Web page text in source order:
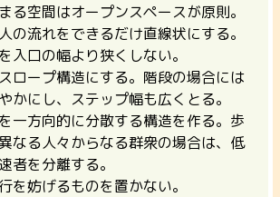
る空間はオープンスペースが原則。
の流れをできるだけ直線状にする。
入口の幅より狭くしない。
ロープ構造にする。階段の場合には
かにし、ステップ幅も広くとる。
一方向的に分散する構造を作る。歩
なる人々からなる群衆の場合は、低
者を分離する。
を妨げるものを置かない。